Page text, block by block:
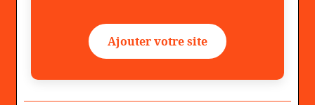
Ajouter votre site